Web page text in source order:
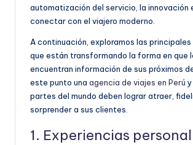
automatización del servicio, la innovación
conectar con el viajero moderno.
A continuación, exploramos las
que están transformando la forma en que
encuentran información de sus próximos
este punto una agencia de viajes en Perú
partes del mundo deben lograr atraer,
sorprender a sus clientes.
1. Experiencias